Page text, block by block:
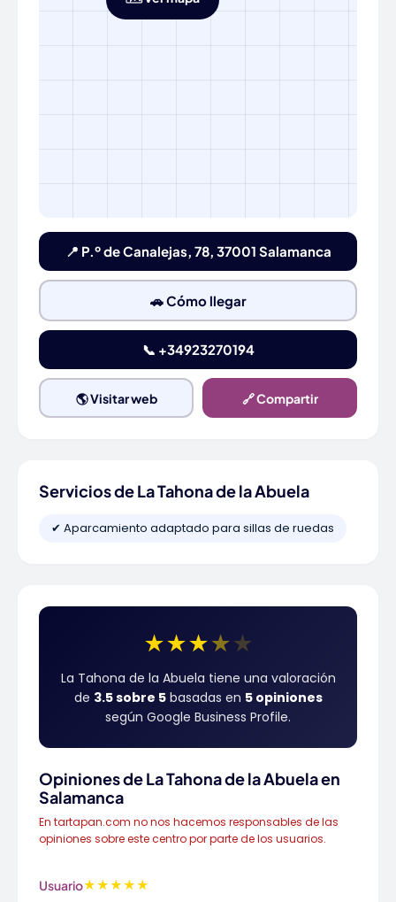
📍 P.º de Canalejas, 78, 37001 Salamanca
🚗 Cómo llegar
📞 +34923270194
🌎 Visitar web 🔗 Compartir
Servicios de La Tahona de la Abuela
✔ Aparcamiento adaptado para sillas de ruedas
★★★★★
La Tahona de la Abuela tiene una valoración
de 3.5 sobre 5basadas en 5 opiniones
según Google Business Profile.
Opiniones de La Tahona de la Abuela en
Salamanca
En tartapan.com no nos hacemos responsables de las
opiniones sobre este centro por parte de los usuarios.
Usuario★★★★★